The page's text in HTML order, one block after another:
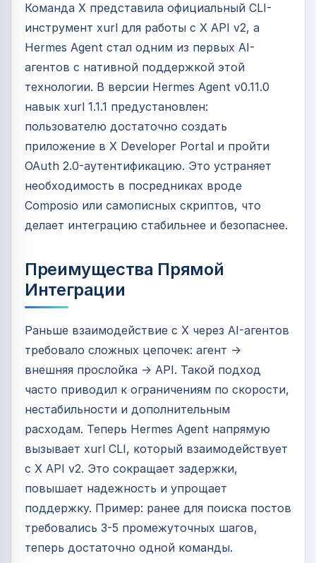
Команда X представила официальный CLI-
инструмент xurl для работы с X API v2, а
Hermes Agent стал одним из первых AI-
агентов с нативной поддержкой этой
технологии. В версии Hermes Agent v0.11.0
навык xurl 1.1.1 предустановлен:
пользователю достаточно создать
приложение в X Developer Portal и пройти
OAuth 2.0-аутентификацию. Это устраняет
необходимость в посредниках вроде
Composio или самописных скриптов, что
делает интеграцию стабильнее и безопаснее.
Преимущества Прямой
Интеграции
Раньше взаимодействие с X через AI-агентов
требовало сложных цепочек: агент →
внешняя прослойка → API. Такой подход
часто приводил к ограничениям по скорости,
нестабильности и дополнительным
расходам. Теперь Hermes Agent напрямую
вызывает xurl CLI, который взаимодействует
с X API v2. Это сокращает задержки,
повышает надежность и упрощает
поддержку. Пример: ранее для поиска постов
требовались 3-5 промежуточных шагов,
теперь достаточно одной команды.